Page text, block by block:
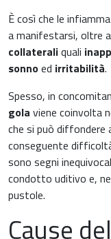
Nutrizione e
Ortopedia e
Pediatria
Nutrizione
Riposo
È così che le
a manifestarsi, oltre a
collateraliquali
sonnoed irritabilità.
Spesso, in
gola viene coinvolta
che si può diffondere
conseguente
sono segni
condotto uditivo e,
pustole.
Cause